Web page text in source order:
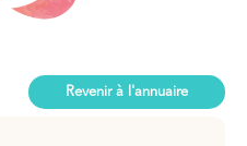
Revenir à l'annuaire